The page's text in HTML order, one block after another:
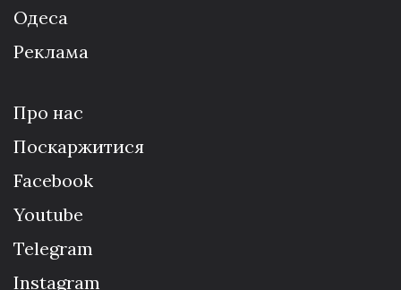
Одеса
Реклама
Про нас
Поскаржитися
Facebook
Youtube
Telegram
Instagram